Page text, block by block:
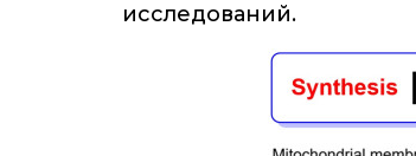
Разработкиисследований.